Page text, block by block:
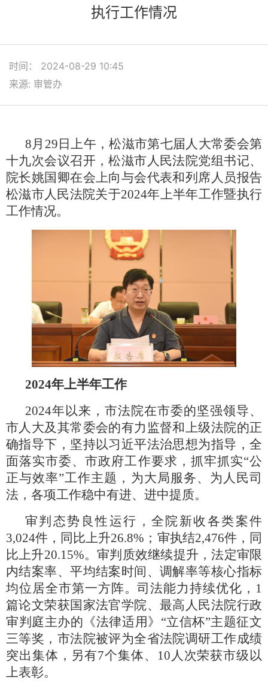
执行工作情况
时间： 2024-08-29 10:45
来源: 审管办
8月29日上午，松滋市第七届人大常委会第
十九次会议召开，松滋市人民法院党组书记、
院长姚国卿在会上向与会代表和列席人员报告
松滋市人民法院关于2024年上半年工作暨执行
工作情况。
2024年上半年工作
2024年以来，市法院在市委的坚强领导、
市人大及其常委会的有力监督和上级法院的正
确指导下，坚持以习近平法治思想为指导，全
面落实市委、市政府工作要求，抓牢抓实“公
正与效率”工作主题，为大局服务、为人民司
法，各项工作稳中有进、进中提质。
审判态势良性运行，全院新收各类案件
3,024件，同比上升26.8%；审执结2,476件，同
比上升20.15%。审判质效继续提升，法定审限
内结案率、平均结案时间、调解率等核心指标
均位居全市第一方阵。司法能力持续优化，1
篇论文荣获国家法官学院、最高人民法院行政
审判庭主办的《法律适用》“立信杯”主题征文
三等奖，市法院被评为全省法院调研工作成绩
突出集体，另有7个集体、10人次荣获市级以
上表彰。